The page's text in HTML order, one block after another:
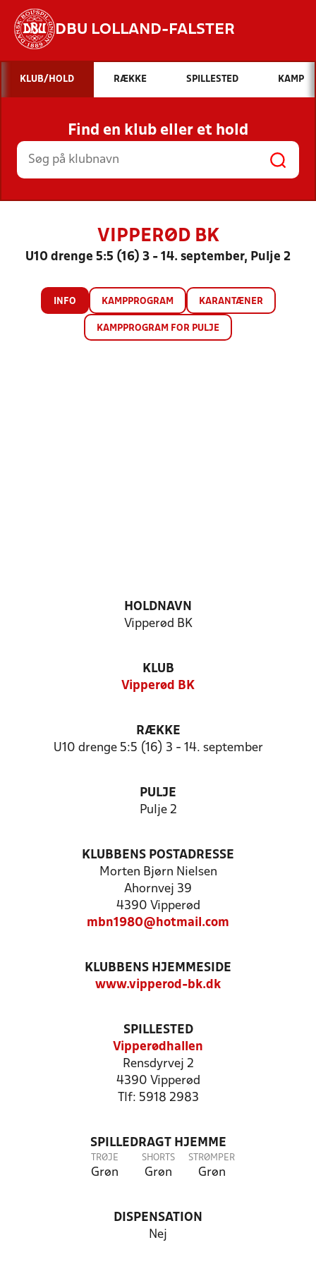
DBU LOLLAND-FALSTER
Hvad vil du søge efter?
INDHOLD OG NYHEDER
STILLINGER, RESULTATER, KLUBBER OG
HOLD
KLUB/HOLD RÆKKE SPILLESTED KAMP
Find en klub eller et hold
VIPPERØD BK
U10 drenge 5:5 (16) 3 - 14. september, Pulje 2
INFO KAMPPROGRAM KARANTÆNER
KAMPPROGRAM FOR PULJE
HOLDNAVN
Vipperød BK
KLUB
Vipperød BK
RÆKKE
U10 drenge 5:5 (16) 3 - 14. september
PULJE
Pulje 2
KLUBBENS POSTADRESSE
Morten Bjørn Nielsen
Ahornvej 39
4390 Vipperød
mbn1980@hotmail.com
KLUBBENS HJEMMESIDE
www.vipperod-bk.dk
SPILLESTED
Vipperødhallen
Rensdyrvej 2
4390 Vipperød
Tlf: 5918 2983
SPILLEDRAGT HJEMME
TRØJE
Grøn
SHORTS
Grøn
STRØMPER
Grøn
DISPENSATION
Nej